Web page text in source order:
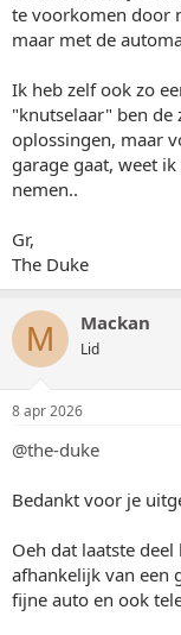
te voorkomen door
maar met de
Ik heb zelf ook zo
"knutselaar" ben
oplossingen, maar
garage gaat, weet
nemen..
Gr,
The Duke
M Mackan
Lid
8 apr 2026
@the-duke
Bedankt voor je
Oeh dat laatste
afhankelijk van een
fijne auto en ook